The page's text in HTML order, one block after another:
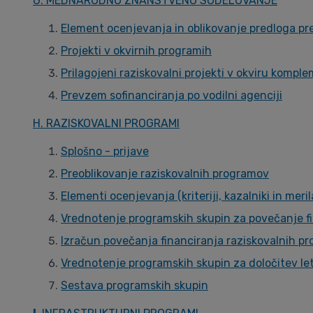
Element ocenjevanja in oblikovanje predloga
Projekti v okvirnih programih
Prilagojeni raziskovalni projekti v okviru
Prevzem sofinanciranja po vodilni agenciji
H. RAZISKOVALNI PROGRAMI
Splošno - prijave
Preoblikovanje raziskovalnih programov
Elementi ocenjevanja (kriteriji, kazalniki in
Vrednotenje programskih skupin za povečanje
Izračun povečanja financiranja raziskovalnih
Vrednotenje programskih skupin za določitev
Sestava programskih skupin